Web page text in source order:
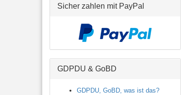
Sicher zahlen mit PayPal
GDPDU & GoBD
GDPDU, GoBD, was ist das?